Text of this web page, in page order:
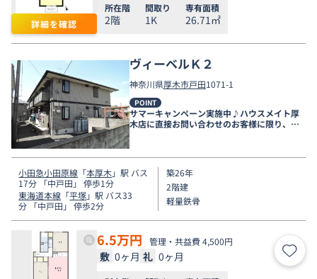
詳細を確認
所在階
2階
間取り
1K
専有面積
26.71㎡
ヴィーベルＫ２
神奈川県厚木市戸田1071-1
POINT
サマーキャンペーン実施中♪ハウスメイト厚
木店に直接お問い合わせのお客様に限り、９
月末まで家賃無料♪
小田急小田原線 「本厚木」駅 バス
17分 「中戸田」 停歩1分
東海道本線 「平塚」駅 バス33
分 「中戸田」 停歩2分
築26年
2階建
軽量鉄骨
6.5万円 管理・共益費 4,500円
敷 0ヶ月 礼 0ヶ月 お気